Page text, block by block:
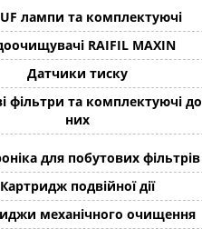
UF лампи та комплектуючі
RAIFIL MAXIN
Датчики тиску
фільтри та комплектуючі до
них
для побутових фільтрів
Картридж подвійної дії
механічного очищення